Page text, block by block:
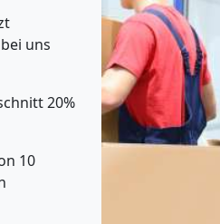
uns
20%
10